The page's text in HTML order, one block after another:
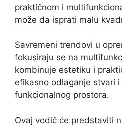
praktičnom i
može da isprati malu
Savremeni trendovi u
fokusiraju se na
kombinuje estetiku i
efikasno odlaganje stvari
funkcionalnog prostora.
Ovaj vodič će predstaviti